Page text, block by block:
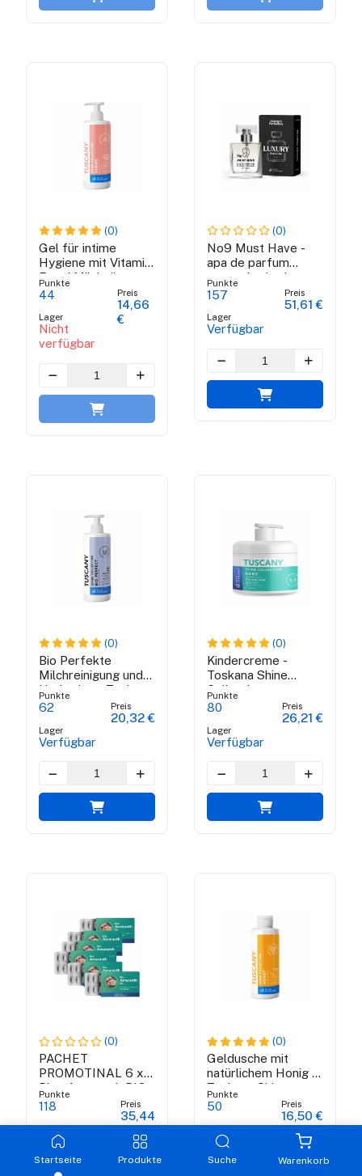
Startseite Produkte Suche Warenkorb
(0)
Gel für intime
Hygiene mit Vitamin
E und Milchsäure -
Toskana Shine
Punkte
44
Lager
Nicht
verfügbar
Preis
14,66
€
(0)
No9 Must Have -
apa de parfum
pentru barbati
Punkte
157
Lager
Verfügbar
Preis
51,61 €
(0)
Bio Perfekte
Milchreinigung und
Hydration - Toskana
Shine Collection
Punkte
62
Lager
Verfügbar
Preis
20,32 €
(0)
Kindercreme -
Toskana Shine
Collection
Punkte
80
Lager
Verfügbar
Preis
26,21 €
(0)
PACHET
PROMOTINAL 6 x
Blue Amaranth BIO
Punkte
118
Lager
Begrenzter
Lagerbestand
Preis
35,44
(0)
Geldusche mit
natürlichem Honig -
Toskana Shine
Collection
Punkte
50
Lager
Verfügbar
Preis
16,50 €